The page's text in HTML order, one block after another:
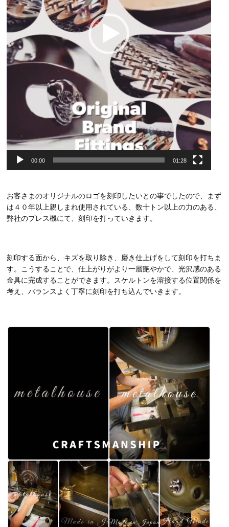
00:00 01:28
お客さまのオリジナルのロゴを刻印したいとの事でしたので、まず
は４０年以上親しまれ使用されている、数十トン以上の力のある、
弊社のプレス機にて、刻印を打っていきます。
刻印する面から、キズを取り除き、磨き仕上げをして刻印を打ちま
す。こうすることで、仕上がりがより一層艶やかで、光沢感のある
金具に完成することができます。スケルトンを溶接する位置関係を
考え、バランスよく丁寧に刻印を打ち込んでいきます。